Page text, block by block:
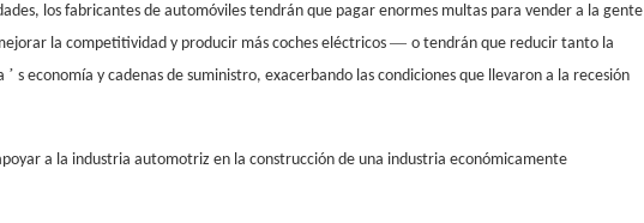
los fabricantes de automóviles tendrán que pagar enormes multas para vender a la gente
la competitividad y producir más coches eléctricos — o tendrán que reducir tanto la
’ s economía y cadenas de suministro, exacerbando las condiciones que llevaron a la recesión
a la industria automotriz en la construcción de una industria económicamente